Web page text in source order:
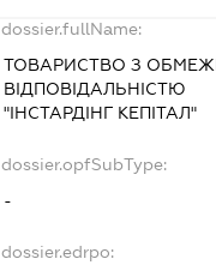
dossier.fullName:
ТОВАРИСТВО З
ВІДПОВІДАЛЬНІСТЮ
"ІНСТАРДІНГ КЕПІТАЛ"
dossier.opfSubType:
-
dossier.edrpo: